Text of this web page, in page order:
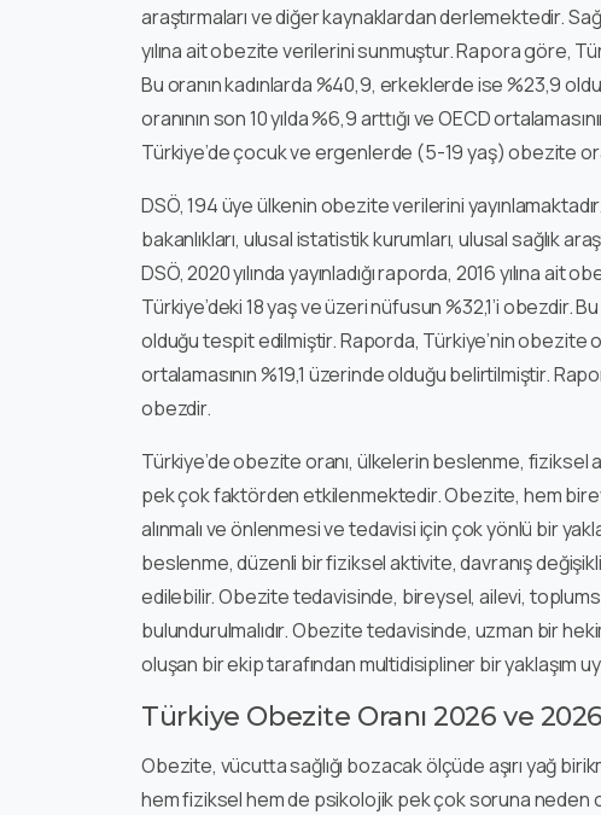
araştırmaları ve diğer kaynaklardan derlemektedir.
yılına ait obezite verilerini sunmuştur. Rapora göre,
Bu oranın kadınlarda %40,9, erkeklerde ise %23,9
oranının son 10 yılda %6,9 arttığı ve OECD
Türkiye’de çocuk ve ergenlerde (5-19 yaş) obezite
DSÖ, 194 üye ülkenin obezite verilerini
bakanlıkları, ulusal istatistik kurumları, ulusal sağlık
DSÖ, 2020 yılında yayınladığı raporda, 2016 yılına
Türkiye’deki 18 yaş ve üzeri nüfusun %32,1’i obezdir.
olduğu tespit edilmiştir. Raporda, Türkiye’nin obezite
ortalamasının %19,1 üzerinde olduğu belirtilmiştir.
obezdir.
Türkiye’de obezite oranı, ülkelerin beslenme, fiziksel
pek çok faktörden etkilenmektedir. Obezite, hem
alınmalı ve önlenmesi ve tedavisi için çok yönlü bir
beslenme, düzenli bir fiziksel aktivite, davranış
edilebilir. Obezite tedavisinde, bireysel, ailevi,
bulundurulmalıdır. Obezite tedavisinde, uzman bir
oluşan bir ekip tarafından multidisipliner bir yaklaşım
Türkiye Obezite Oranı 2026 ve
Obezite, vücutta sağlığı bozacak ölçüde aşırı yağ
hem fiziksel hem de psikolojik pek çok soruna